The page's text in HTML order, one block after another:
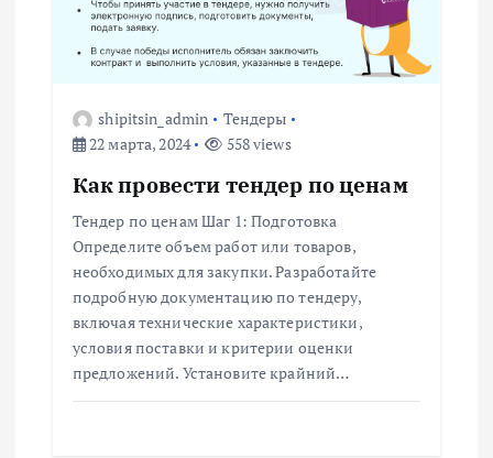
shipitsin_admin
Тендеры
22 марта, 2024
558 views
Как провести тендер по ценам
Тендер по ценам Шаг 1: Подготовка
Определите объем работ или товаров,
необходимых для закупки. Разработайте
подробную документацию по тендеру,
включая технические характеристики,
условия поставки и критерии оценки
предложений. Установите крайний…